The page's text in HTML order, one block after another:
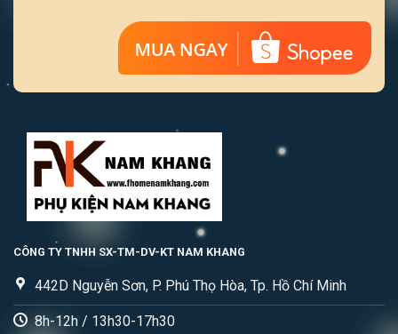
CÔNG TY TNHH SX-TM-DV-KT NAM KHANG
442D Nguyễn Sơn, P. Phú Thọ Hòa, Tp. Hồ Chí Minh
8h-12h / 13h30-17h30